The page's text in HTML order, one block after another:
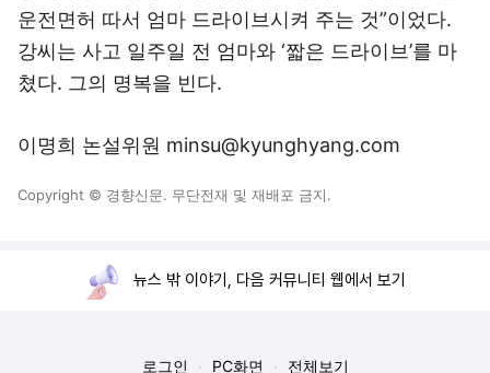
운전면허 따서 엄마 드라이브시켜 주는 것”이었다.
강씨는 사고 일주일 전 엄마와 ‘짧은 드라이브’를 마
쳤다. 그의 명복을 빈다.
이명희 논설위원 minsu@kyunghyang.com
Copyright © 경향신문. 무단전재 및 재배포 금지.
뉴스 밖 이야기, 다음 커뮤니티 웹에서 보기
로그인 PC화면 전체보기